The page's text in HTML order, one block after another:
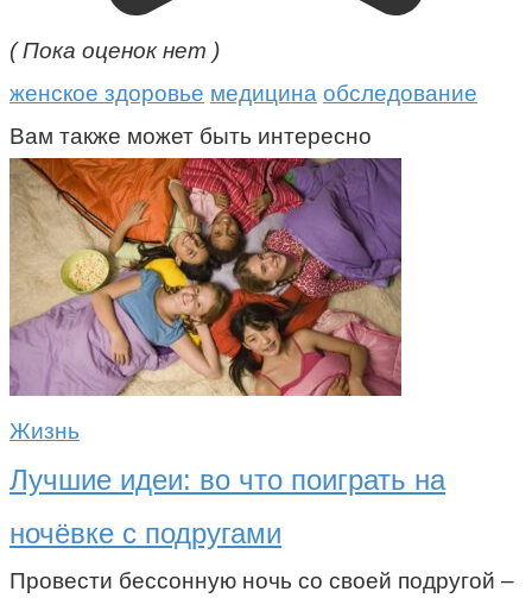
( Пока оценок нет )
женское здоровье медицина обследование
Вам также может быть интересно
Жизнь
Лучшие идеи: во что поиграть на
ночёвке с подругами
Провести бессонную ночь со своей подругой –